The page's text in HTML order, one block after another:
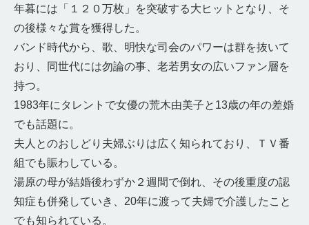
年暮には「１２０万枚」を突破する大ヒットとなり、そ
の後様々な賞を獲得した。
バンド時代から、歌、明快な司会のパワーは群を抜いて
おり、同世代には勿論の事、老若男女の広いファン層を
持つ。
1983年にタレントで女優の荒木由美子と13歳の年の差婚
でも話題に。
夫人とのおしどり夫婦ぶりは広く知られており、ＴＶ番
組でも賑わしている。
湯原の母が結婚後わずか２週間で倒れ、その後重度の認
知症も併発していき、20年に渡って夫婦で介護したこと
でも知られている。